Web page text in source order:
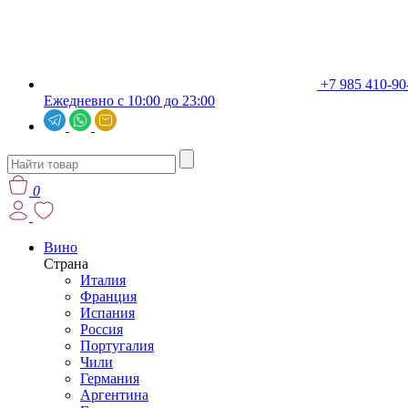
+7 985 410-
Ежедневно с 10:00 до 23:00
0
Вино
Страна
Италия
Франция
Испания
Россия
Португалия
Чили
Германия
Аргентина